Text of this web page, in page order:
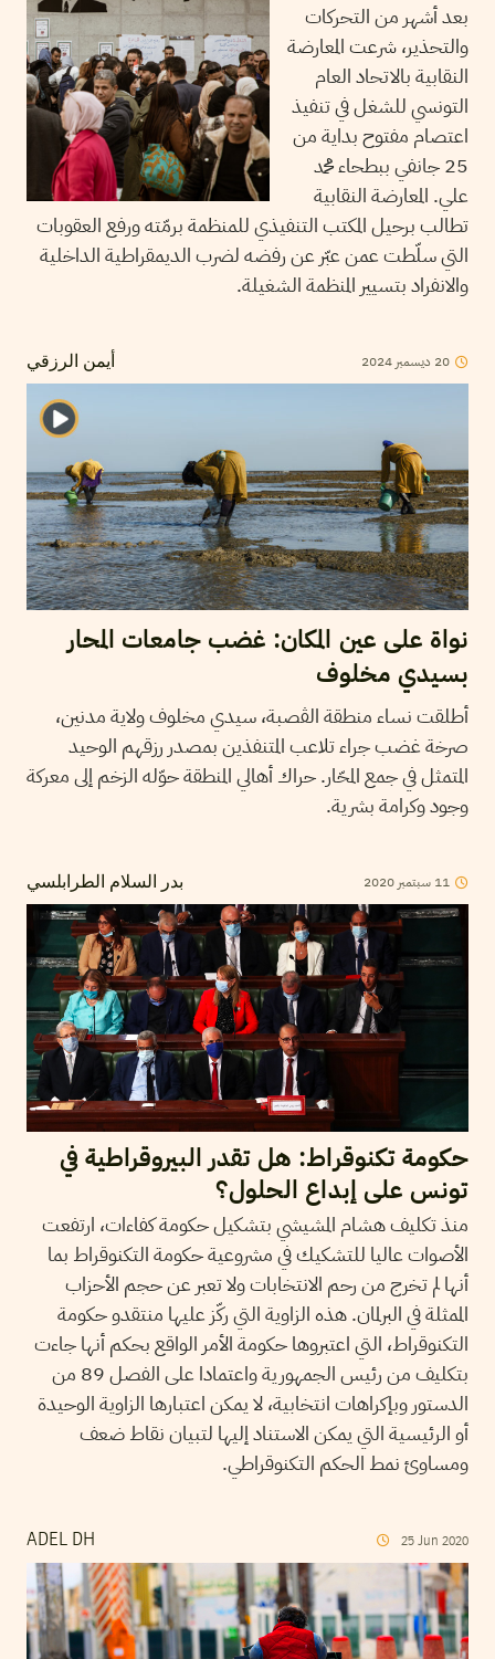
بعد أشهر من التحركات
والتحذير، شرعت المعارضة
النقابية بالاتحاد العام
التونسي للشغل في تنفيذ
اعتصام مفتوح بداية من
25 جانفي ببطحاء محمد
علي. المعارضة النقابية
تطالب برحيل المكتب التنفيذي للمنظمة برمّته ورفع العقوبات
التي سلّطت عمن عبّر عن رفضه لضرب الديمقراطية الداخلية
والانفراد بتسيير المنظمة الشغيلة.
أيمن الرزقي 20 ديسمبر 2024
نواة على عين المكان: غضب جامعات المحار
بسيدي مخلوف
أطلقت نساء منطقة الڤصبة، سيدي مخلوف ولاية مدنين،
صرخة غضب جراء تلاعب المتنفذين بمصدر رزقهم الوحيد
المتمثل في جمع المحّار. حراك أهالي المنطقة حوّله الزخم إلى معركة
وجود وكرامة بشرية.
بدر السلام الطرابلسي 11 سبتمبر 2020
حكومة تكنوقراط: هل تقدر البيروقراطية في
تونس على إبداع الحلول؟
منذ تكليف هشام المشيشي بتشكيل حكومة كفاءات، ارتفعت
الأصوات عاليا للتشكيك في مشروعية حكومة التكنوقراط بما
أنها لم تخرج من رحم الانتخابات ولا تعبر عن حجم الأحزاب
الممثلة في البرلمان. هذه الزاوية التي ركّز عليها منتقدو حكومة
التكنوقراط، التي اعتبروها حكومة الأمر الواقع بحكم أنها جاءت
بتكليف من رئيس الجمهورية واعتمادا على الفصل 89 من
الدستور وبإكراهات انتخابية، لا يمكن اعتبارها الزاوية الوحيدة
أو الرئيسية التي يمكن الاستناد إليها لتبيان نقاط ضعف
ومساوئ نمط الحكم التكنوقراطي.
ADEL DH 25 Jun 2020